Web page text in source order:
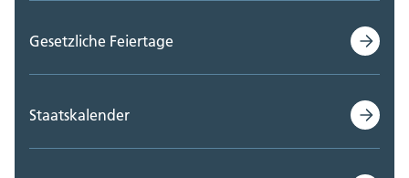
Gesetzliche Feiertage
Staatskalender